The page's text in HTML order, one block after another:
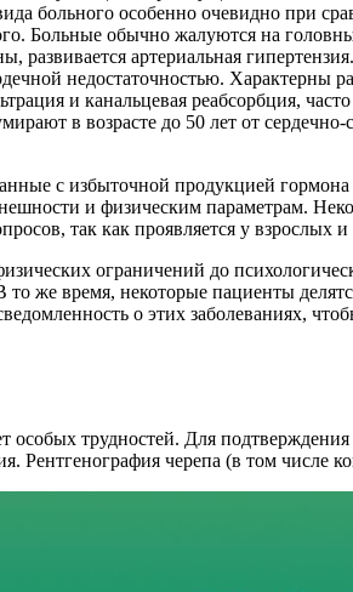
больного особенно очевидно при
Больные обычно жалуются на
развивается артериальная
недостаточностью. Характерны
и канальцевая реабсорбция,
в возрасте до 50 лет от
с избыточной продукцией
и физическим параметрам.
так как проявляется у взрослых
ограничений до
же время, некоторые пациенты
о этих заболеваниях,
трудностей. Для
Рентгенография черепа (в том числе